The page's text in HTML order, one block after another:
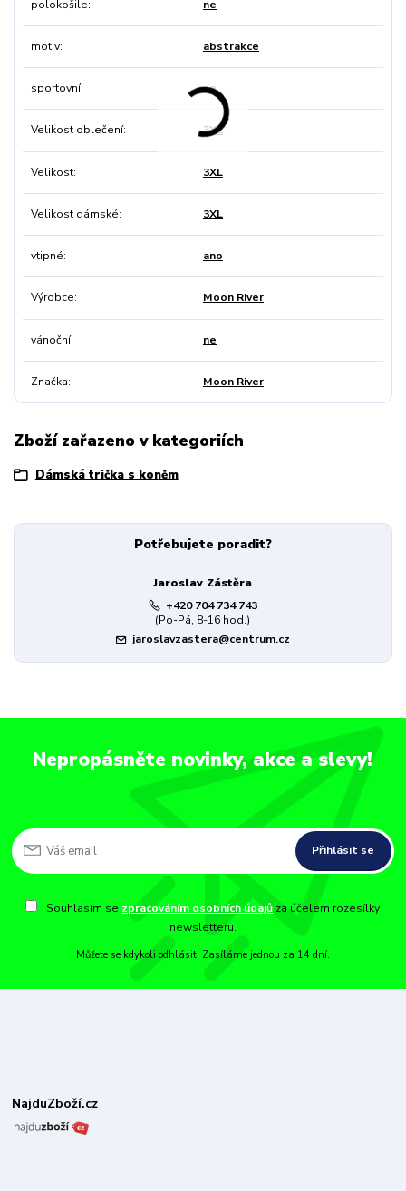
polokošile ne
motiv abstrakce
sportovní ne
Velikost oblečení 3XL
Velikost 3XL
Velikost dámské 3XL
vtipné ano
Výrobce Moon River
vánoční ne
Značka Moon River
Zboží zařazeno v kategoriích
Dámská trička s koněm
Potřebujete poradit?
Jaroslav Zástěra
+420 704 734 743
(Po-Pá, 8-16 hod.)
jaroslavzastera@centrum.cz
Nepropásněte novinky, akce a slevy!
Přihlásit se
Souhlasím se zpracováním osobních údajů za účelem rozesílky
newsletteru.
Můžete se kdykoli odhlásit. Zasíláme jednou za 14 dní.
NajduZboží.cz